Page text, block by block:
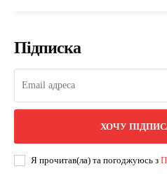
Підписка
ХОЧУ
Я прочитав(ла) та погоджуюсь з